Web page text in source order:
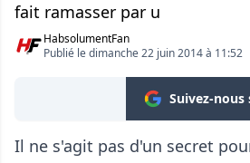
fait ramasser par u
HabsolumentFan
Publié le dimanche 22 juin 2014 à 11:52
Suivez-nous
Il ne s'agit pas d'un secret